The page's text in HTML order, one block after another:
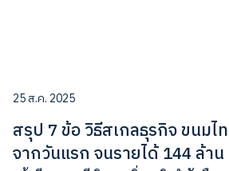
25 ส.ค. 2025
สรุป 7 ข้อ วิธีสเกลธุรกิจ ขนมไ
จากวันแรก จนรายได้ 144 ล้าน